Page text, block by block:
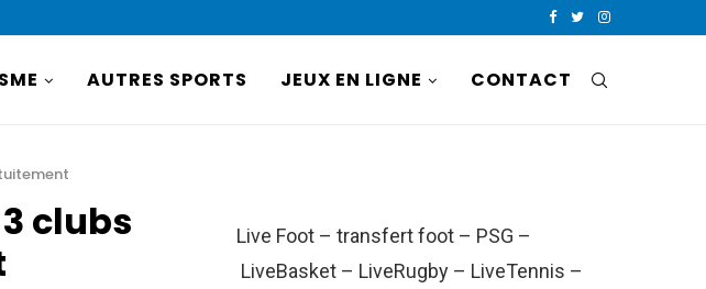
AUTRES SPORTS JEUX EN LIGNE CONTACT
clubs
Live Foot – transfert foot – PSG –
LiveBasket – LiveRugby – LiveTennis –